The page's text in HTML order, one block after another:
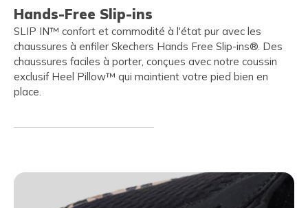
Hands-Free Slip-ins
SLIP IN™ confort et commodité à l'état pur avec les
chaussures à enfiler Skechers Hands Free Slip-ins®. Des
chaussures faciles à porter, conçues avec notre coussin
exclusif Heel Pillow™ qui maintient votre pied bien en
place.